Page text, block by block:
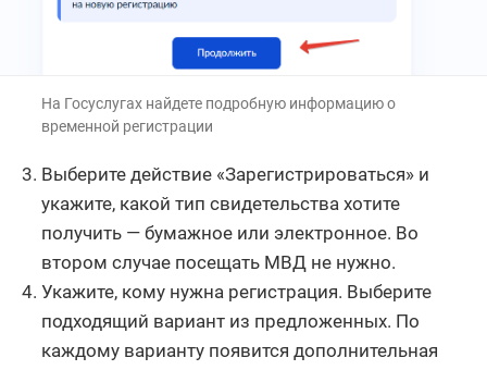
На Госуслугах найдете подробную информацию о
временной регистрации
Выберите действие «Зарегистрироваться» и
укажите, какой тип свидетельства хотите
получить — бумажное или электронное. Во
втором случае посещать МВД не нужно.
Укажите, кому нужна регистрация. Выберите
подходящий вариант из предложенных. По
каждому варианту появится дополнительная